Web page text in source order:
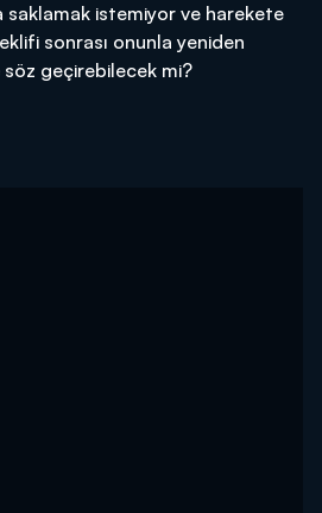
saklamak istemiyor ve harekete
sonrası onunla yeniden
söz geçirebilecek mi?